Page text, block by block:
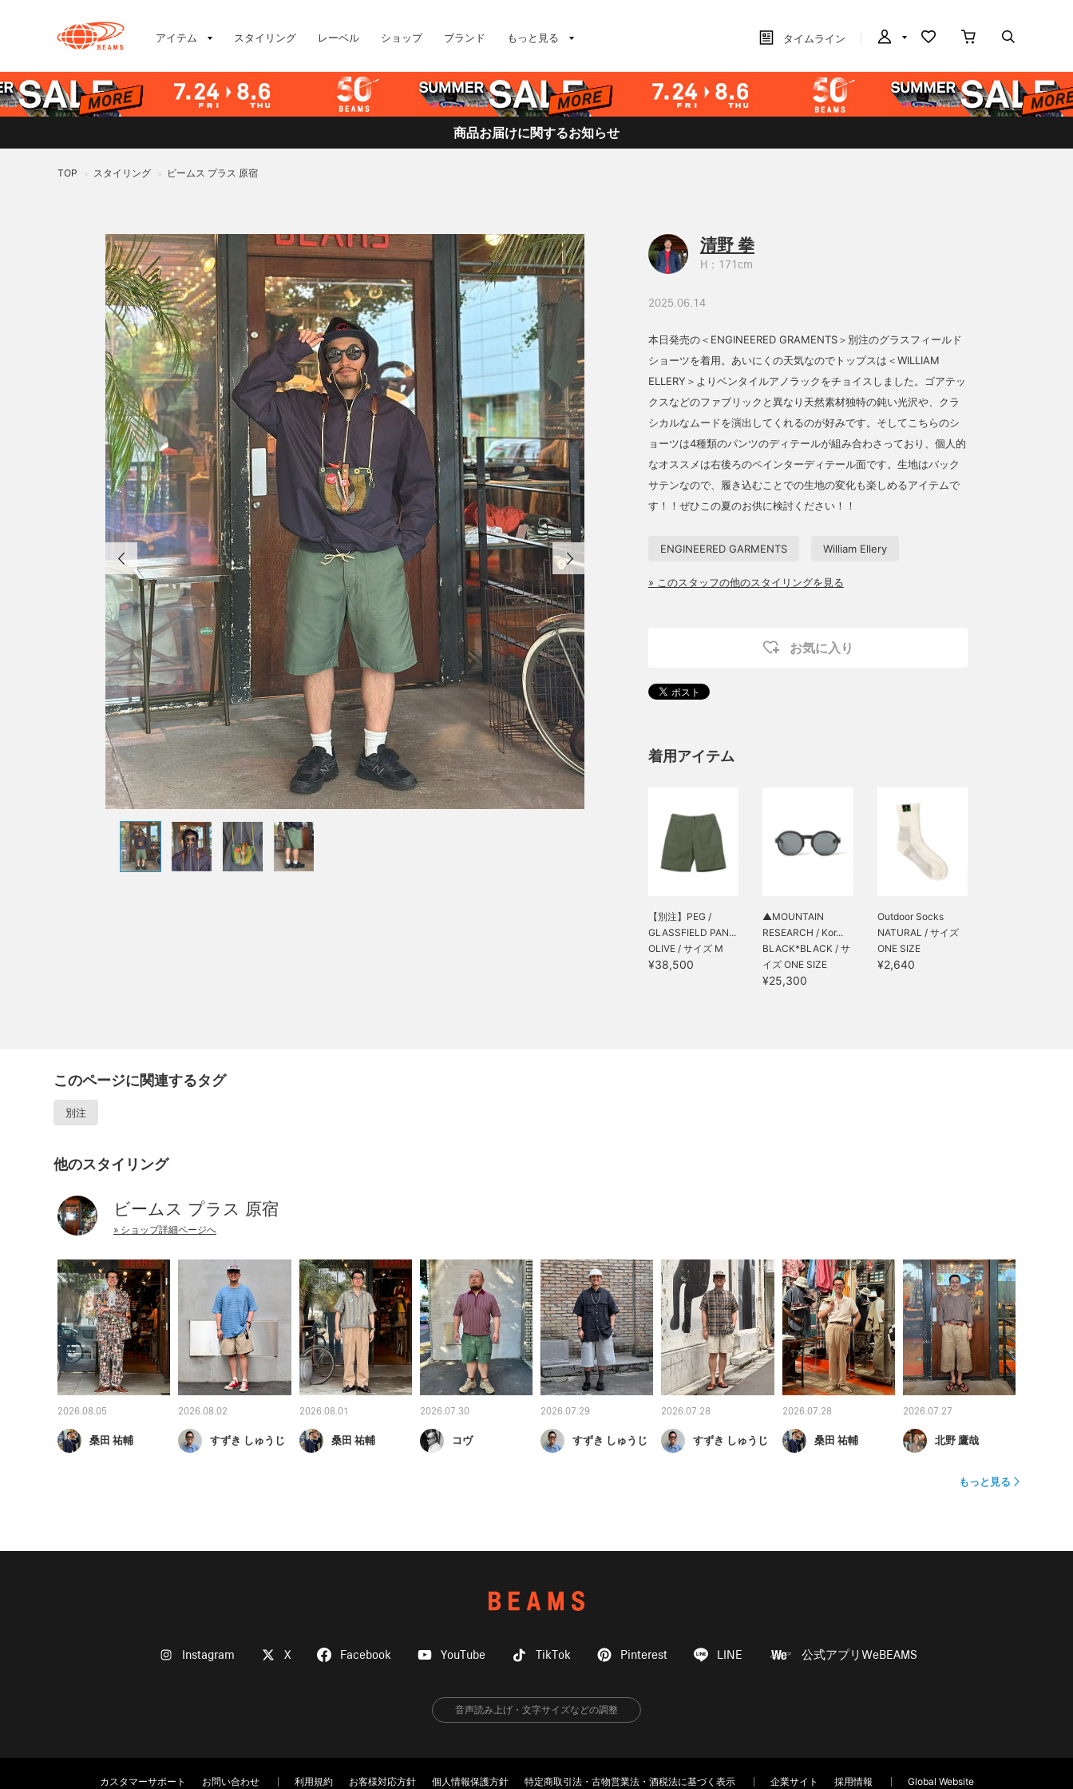
アイテム スタイリング レーベル ショップ ブランド もっと見る タイムライン
商品お届けに関するお知らせ
TOP > スタイリング > ビームス プラス 原宿
清野 拳
H：171cm
2025.06.14
本日発売の＜ENGINEERED GRAMENTS＞別注のグラスフィールド
ショーツを着用。あいにくの天気なのでトップスは＜WILLIAM
ELLERY＞よりベンタイルアノラックをチョイスしました。ゴアテッ
クスなどのファブリックと異なり天然素材独特の鈍い光沢や、クラ
シカルなムードを演出してくれるのが好みです。そしてこちらのシ
ョーツは4種類のパンツのディテールが組み合わさっており、個人的
なオススメは右後ろのペインターディテール面です。生地はバック
サテンなので、履き込むことでの生地の変化も楽しめるアイテムで
す！！ぜひこの夏のお供に検討ください！！
ENGINEERED GARMENTS William Ellery
» このスタッフの他のスタイリングを見る
お気に入り
着用アイテム
【別注】PEG /
GLASSFIELD PAN...
OLIVE / サイズ M
¥38,500
▲MOUNTAIN
RESEARCH / Kor...
BLACK*BLACK / サ
イズ ONE SIZE
¥25,300
Outdoor Socks
NATURAL / サイズ
ONE SIZE
¥2,640
このページに関連するタグ
別注
他のスタイリング
ビームス プラス 原宿
» ショップ詳細ページへ
2026.08.05
桑田 祐輔
2026.08.02
すずき しゅうじ
2026.08.01
桑田 祐輔
2026.07.30
コヴ
2026.07.29
すずき しゅうじ
2026.07.28
すずき しゅうじ
2026.07.28
桑田 祐輔
2026.07.27
北野 鷹哉
もっと見る
Instagram X Facebook YouTube TikTok Pinterest LINE 公式アプリWeBEAMS
音声読み上げ・文字サイズなどの調整
カスタマーサポート お問い合わせ 利用規約 お客様対応方針 個人情報保護方針 特定商取引法・古物営業法・酒税法に基づく表示 企業サイト 採用情報 Global Website